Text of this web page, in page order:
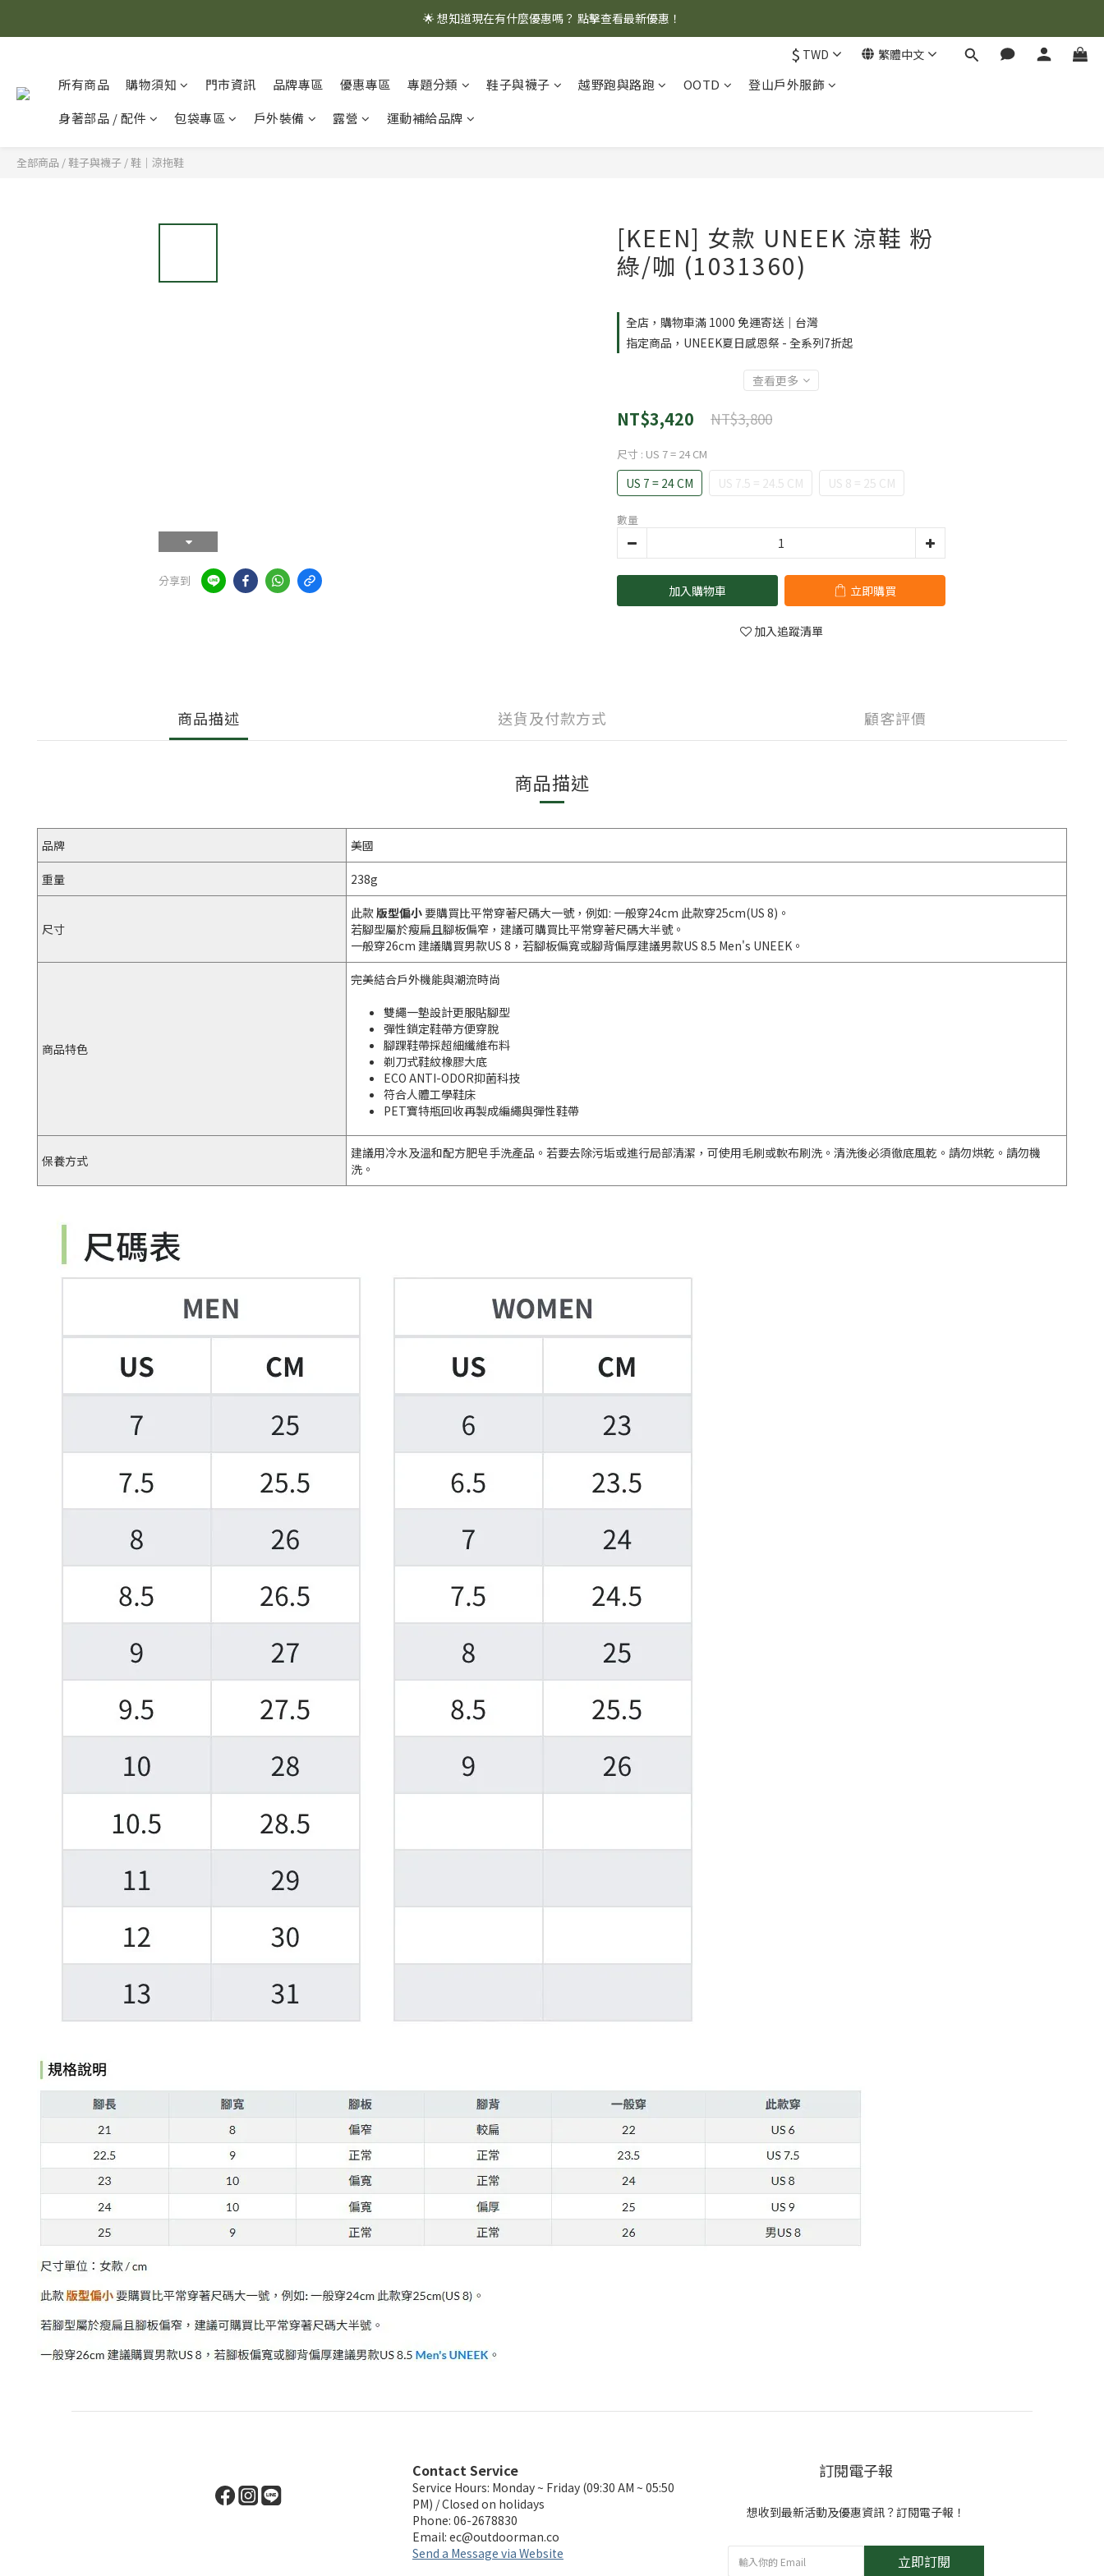
🌟 想知道現在有什麼優惠嗎？ 點擊查看最新優惠！
🌟 想知道現在有什麼優惠嗎？ 點擊查看最新優惠！
🌟 想知道現在有什麼優惠嗎？ 點擊查看最新優惠！
$ TWD 繁體中文
所有商品 購物須知 門市資訊 品牌專區 優惠專區 專題分類 鞋子與襪子 越野跑與路跑 OOTD
登山戶外服飾
身著部品 / 配件
包袋專區 戶外裝備 露營 運動補給品牌
全部商品 /鞋子與襪子 /鞋｜涼拖鞋
分享到
[KEEN] 女款 UNEEK 涼鞋 粉
綠/咖 (1031360)
全店，購物車滿 1000 免運寄送｜台灣
指定商品，UNEEK夏日感恩祭 - 全系列7折起
查看更多
NT$3,420 NT$3,800
尺寸 : US 7 = 24 CM
US 7 = 24 CM US 7.5 = 24.5 CM US 8 = 25 CM
數量
加入購物車 立即購買
加入追蹤清單
商品描述 送貨及付款方式 顧客評價
商品描述
品牌 美國
重量 238g
尺寸
此款版型偏小 要購買比平常穿著尺碼大一號，例如: 一般穿24cm 此款穿25cm(US 8)。
若腳型屬於瘦扁且腳板偏窄，建議可購買比平常穿著尺碼大半號。
一般穿26cm 建議購買男款US 8，若腳板偏寬或腳背偏厚建議男款US 8.5 Men's UNEEK。
商品特色
完美結合戶外機能與潮流時尚
雙繩一墊設計更服貼腳型
彈性鎖定鞋帶方便穿脫
腳踝鞋帶採超細纖維布料
剃刀式鞋紋橡膠大底
ECO ANTI-ODOR抑菌科技
符合人體工學鞋床
PET寶特瓶回收再製成編繩與彈性鞋帶
保養方式
建議用冷水及溫和配方肥皂手洗產品。若要去除污垢或進行局部清潔，可使用毛刷或軟布刷洗。清洗後必須徹底風乾。請勿烘乾。請勿機
洗。
Contact Service
Service Hours: Monday ~ Friday (09:30 AM ~ 05:50
PM) / Closed on holidays
Phone: 06-2678830
Email: ec@outdoorman.co
Send a Message via Website
訂閱電子報
想收到最新活動及優惠資訊？訂閱電子報！
立即訂閱